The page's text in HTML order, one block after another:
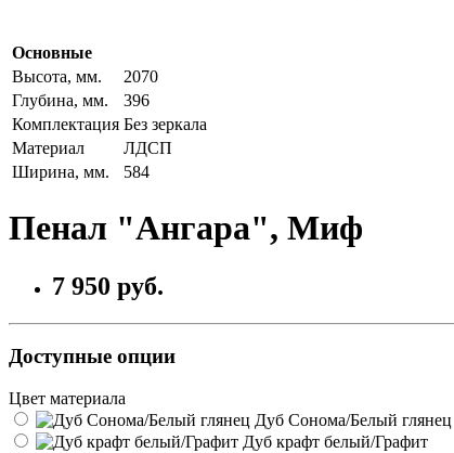
Основные
Высота, мм.
2070
Глубина, мм.
396
Комплектация Без зеркала
Материал
ЛДСП
Ширина, мм.
584
Пенал "Ангара", Миф
7 950 руб.
Доступные опции
Цвет материала
Дуб Сонома/Белый глянец
Дуб крафт белый/Графит